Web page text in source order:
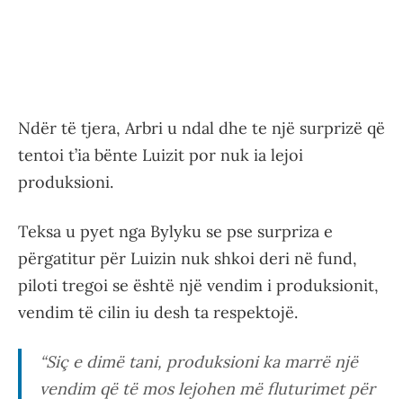
Ndër të tjera, Arbri u ndal dhe te një surprizë që
tentoi t’ia bënte Luizit por nuk ia lejoi
produksioni.
Teksa u pyet nga Bylyku se pse surpriza e
përgatitur për Luizin nuk shkoi deri në fund,
piloti tregoi se është një vendim i produksionit,
vendim të cilin iu desh ta respektojë.
“Siç e dimë tani, produksioni ka marrë një
vendim që të mos lejohen më fluturimet për